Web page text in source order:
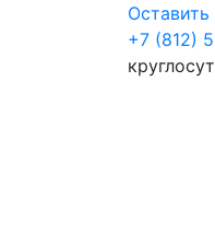
Оставить
+7 (812)